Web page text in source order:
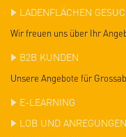
LADENFLÄCHEN
Wir freuen uns über Ihr
B2B KUNDEN
Unsere Angebote für
E-LEARNING
LOB UND ANREGUNGEN